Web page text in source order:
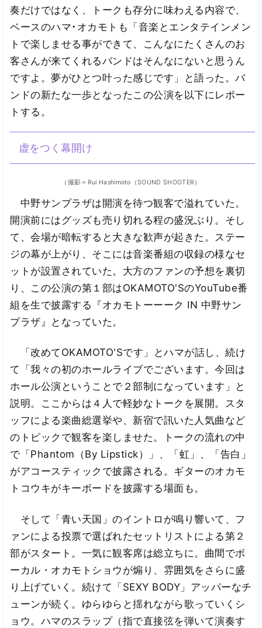
奏だけではなく、トークも存分に味わえる内容で、
ベースのハマ･オカモトも「音楽とエンタテインメン
トで楽しませる事ができて、こんなにたくさんのお
客さんが来てくれるバンドはそんなにないと思うん
ですよ。夢がひとつ叶った感じです」と語った。バ
ンドの新たな一歩となったこの公演を以下にレポー
トする。
虚をつく幕開け
（撮影＝Rui Hashimoto（SOUND SHOOTER）
中野サンプラザは開演を待つ観客で溢れていた。
開演前にはグッズも売り切れる程の盛況ぶり。そし
て、会場が暗転すると大きな歓声が起きた。ステー
ジの幕が上がり、そこには音楽番組の収録の様なセ
ットが設置されていた。大方のファンの予想を裏切
り、この公演の第１部はOKAMOTO'SのYouTube番
組を生で披露する『オカモトーーーク IN 中野サン
プラザ』となっていた。
「改めてOKAMOTO'Sです」とハマが話し、続け
て「我々の初のホールライブでございます。今回は
ホール公演ということで２部制になっています」と
説明。ここからは４人で軽妙なトークを展開。スタ
ッフによる楽曲総選挙や、新宿で訊いた人気曲など
のトピックで観客を楽しませた。トークの流れの中
で「Phantom（By Lipstick）」、「虹」、「告白」
がアコースティックで披露される。ギターのオカモ
トコウキがキーボードを披露する場面も。
そして「青い天国」のイントロが鳴り響いて、フ
ァンによる投票で選ばれたセットリストによる第２
部がスタート。一気に観客席は総立ちに。曲間でボ
ーカル・オカモトショウが煽り、雰囲気をさらに盛
り上げていく。続けて「SEXY BODY」アッパーなチ
ューンが続く。ゆらゆらと揺れながら歌っていくシ
ョウ。ハマのスラップ（指で直接弦を弾いて演奏す